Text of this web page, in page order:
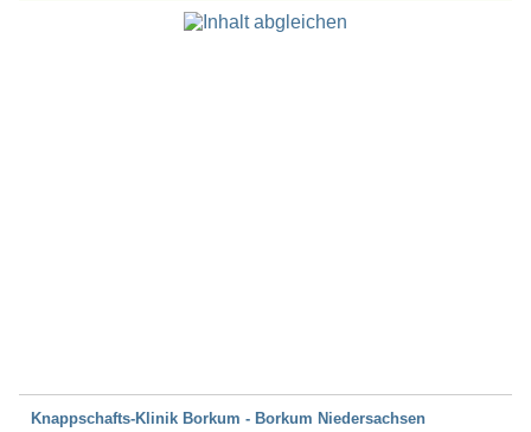
Knappschafts-Klinik Borkum - Borkum Niedersachsen